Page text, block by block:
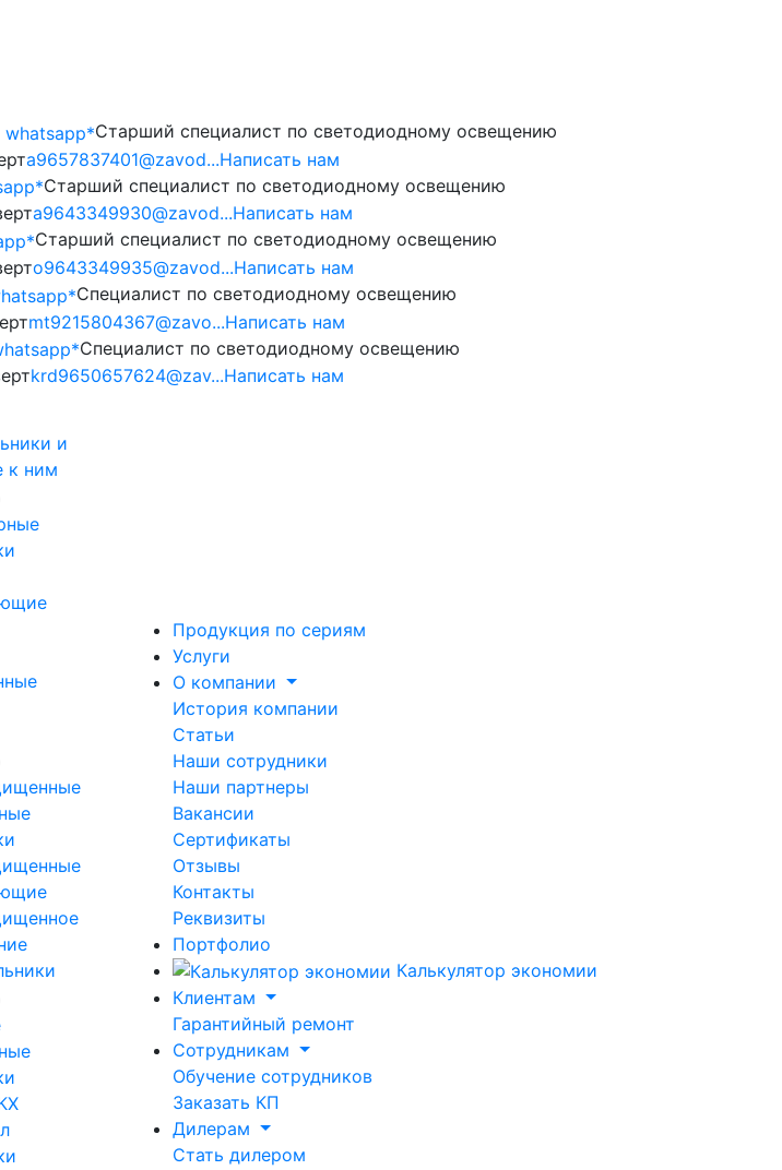
Старший специалист по светодиодному освещению
a9657837401@zavod...Написать нам
Старший специалист по светодиодному освещению
a9643349930@zavod...Написать нам
Старший специалист по светодиодному освещению
o9643349935@zavod...Написать нам
Cпециалист по светодиодному освещению
mt9215804367@zavo...Написать нам
Cпециалист по светодиодному освещению
krd9650657624@zav...Написать нам
и
к ним
Продукция по сериям
Услуги
О компании
История компании
Статьи
Наши сотрудники
Наши партнеры
Вакансии
Сертификаты
Отзывы
Контакты
Реквизиты
Портфолио
Калькулятор экономии
Клиентам
Гарантийный ремонт
Сотрудникам
Обучение сотрудников
Заказать КП
Дилерам
Стать дилером